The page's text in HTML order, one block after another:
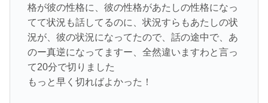
格が彼の性格に、彼の性格があたしの性格になっ
てて状況も話してるのに、状況すらもあたしの状
況が、彼の状況になってたので、話の途中で、あ
のー真逆になってますー、全然違いますわと言っ
て20分で切りました
もっと早く切ればよかった！